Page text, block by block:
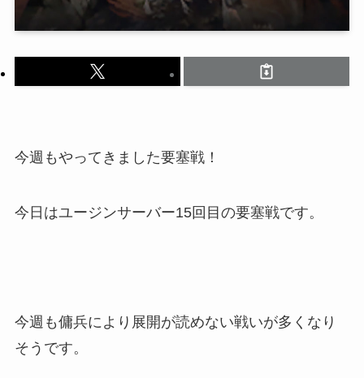
今週もやってきました要塞戦！
今日はユージンサーバー15回目の要塞戦です。
今週も傭兵により展開が読めない戦いが多くなり
そうです。